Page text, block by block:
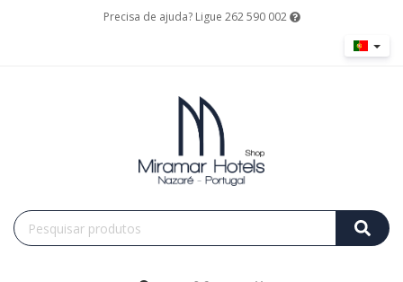
Precisa de ajuda? Ligue 262 590 002